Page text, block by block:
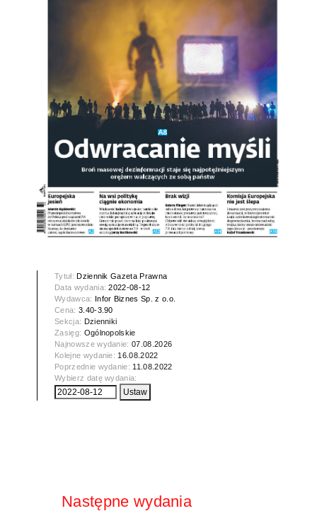
Tytuł:Dziennik Gazeta Prawna
Data wydania:2022-08-12
Wydawca: Infor Biznes Sp. z o.o.
Cena: 3.40-3.90
Sekcja: Dzienniki
Zasięg: Ogólnopolskie
Najnowsze wydanie:07.08.2026
Kolejne wydanie: 16.08.2022
Poprzednie wydanie: 11.08.2022
Wybierz datę wydania:
Następne wydania